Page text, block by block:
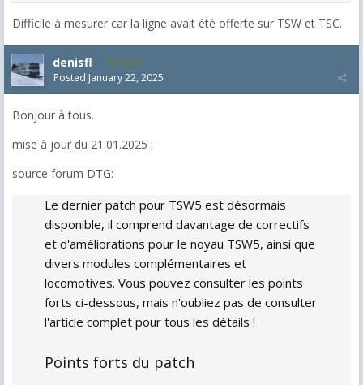
Difficile à mesurer car la ligne avait été offerte sur TSW et TSC.
denisfl 1,522
Posted January 22, 2025
Bonjour à tous.
mise à jour du 21.01.2025 :
source forum DTG:
Le dernier patch pour TSW5 est désormais
disponible, il comprend davantage de correctifs
et d'améliorations pour le noyau TSW5, ainsi que
divers modules complémentaires et
locomotives. Vous pouvez consulter les points
forts ci-dessous, mais n'oubliez pas de consulter
l'article complet pour tous les détails !
Points forts du patch